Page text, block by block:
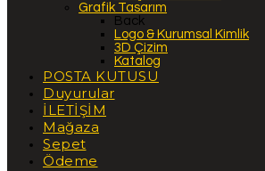
Grafik Tasarım
Back
Logo & Kurumsal Kimlik
3D Çizim
Katalog
POSTA KUTUSU
Duyurular
İLETİŞİM
Mağaza
Sepet
Ödeme